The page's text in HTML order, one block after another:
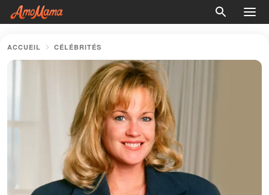
ACCUEIL CÉLÉBRITÉS